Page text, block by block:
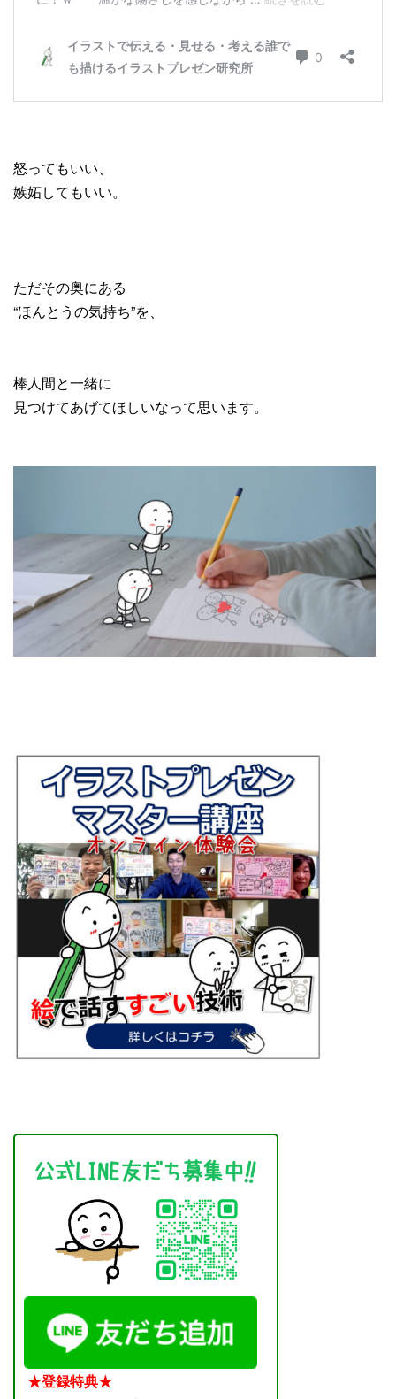
怒ってもいい、
嫉妬してもいい。
ただその奥にある
“ほんとうの気持ち”を、
棒人間と一緒に
見つけてあげてほしいなって思います。
★登録特典★